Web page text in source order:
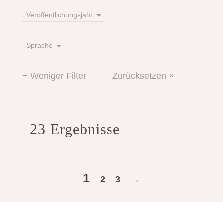
Veröffentlichungsjahr
Sprache
− Weniger Filter Zurücksetzen ×
23 Ergebnisse
1 2 3 →